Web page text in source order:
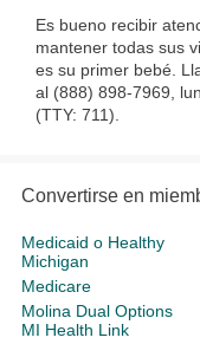
Es bueno recibir
mantener todas sus
es su primer bebé.
al (888) 898-7969,
(TTY: 711).
Convertirse en
Medicaid o Healthy
Michigan
Medicare
Molina Dual Options
MI Health Link